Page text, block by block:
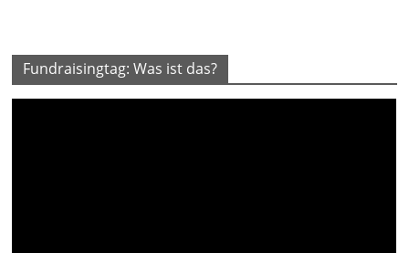
Fundraisingtag: Was ist das?